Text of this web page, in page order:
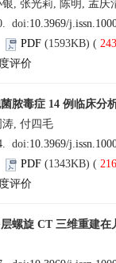
, 张光莉, 陈明, 孟庆
doi:10.3969/
PDF (1593KB) (
评价
脓毒症 14 例临床分
, 付四毛
doi:10.3969/
PDF (1343KB) (
评价
螺旋 CT 三维重建